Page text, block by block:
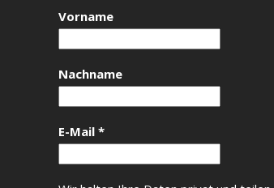
Vorname
Nachname
E-Mail *